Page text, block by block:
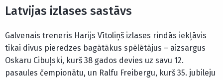
Latvijas izlases sastāvs
Galvenais treneris Harijs Vītoliņš izlases rindās iekļāvis
tikai divus pieredzes bagātākus spēlētājus – aizsargus
Oskaru Cibuļski, kurš 38 gados devies uz savu 12.
pasaules čempionātu, un Ralfu Freibergu, kurš 35. jubileju